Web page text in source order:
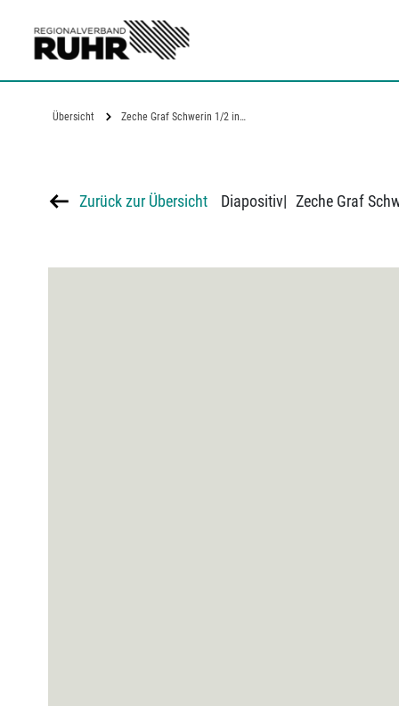
Übersicht Zeche Graf Schwerin 1/2 in…
Zurück zur Übersicht Diapositiv| Zeche Graf